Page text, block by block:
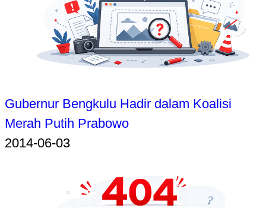
Gubernur Bengkulu Hadir dalam Koalisi
Merah Putih Prabowo
2014-06-03